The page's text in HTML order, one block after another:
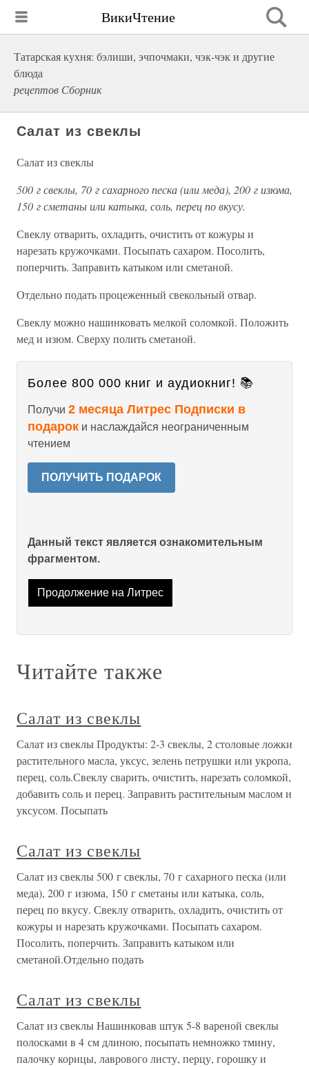
ВикиЧтение
Татарская кухня: бэлиши, эчпочмаки, чэк-чэк и другие
блюда
рецептов Сборник
Салат из свеклы
Салат из свеклы
500 г свеклы, 70 г сахарного песка (или меда), 200 г изюма,
150 г сметаны или катыка, соль, перец по вкусу.
Свеклу отварить, охладить, очистить от кожуры и
нарезать кружочками. Посыпать сахаром. Посолить,
поперчить. Заправить катыком или сметаной.
Отдельно подать процеженный свекольный отвар.
Свеклу можно нашинковать мелкой соломкой. Положить
мед и изюм. Сверху полить сметаной.
Более 800 000 книг и аудиокниг! 📚
Получи 2 месяца Литрес Подписки в
подарок и наслаждайся неограниченным
чтением
ПОЛУЧИТЬ ПОДАРОК
Данный текст является ознакомительным
фрагментом.
Продолжение на Литрес
Читайте также
Салат из свеклы
Салат из свеклы Продукты: 2-3 свеклы, 2 столовые ложки
растительного масла, уксус, зелень петрушки или укропа,
перец, соль.Свеклу сварить, очистить, нарезать соломкой,
добавить соль и перец. Заправить растительным маслом и
уксусом. Посыпать
Салат из свеклы
Салат из свеклы 500 г свеклы, 70 г сахарного песка (или
меда), 200 г изюма, 150 г сметаны или катыка, соль,
перец по вкусу. Свеклу отварить, охладить, очистить от
кожуры и нарезать кружочками. Посыпать сахаром.
Посолить, поперчить. Заправить катыком или
сметаной.Отдельно подать
Салат из свеклы
Салат из свеклы Нашинковав штук 5-8 вареной свеклы
полосками в 4 см длиною, посыпать немножко тмину,
палочку корицы, лаврового листу, перцу, горошку и